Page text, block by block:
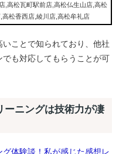
,高松瓦町駅前店,高松仏生山店,高松
松香西店,綾川店,高松牟礼店
ことで知られており、他社
も対応してもらうことが可
ーニングは技術力が凄
グ体験談！私が感じた感想レ